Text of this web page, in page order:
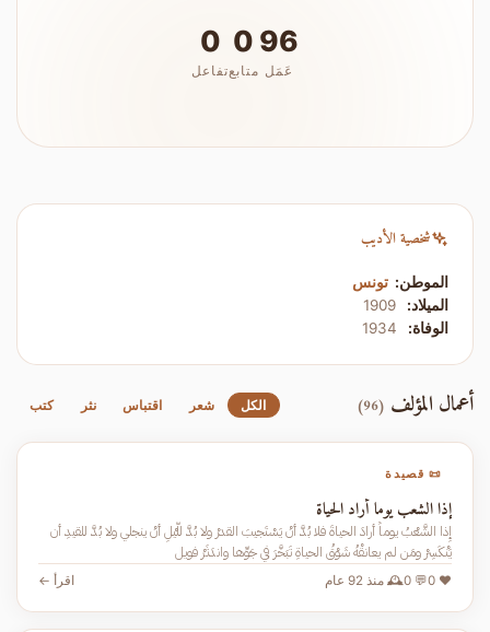
96
عَمَل
0
متابع
0
تفاعل
شخصية الأديب
الموطن: تونس
الميلاد:
الوفاة:
أعمال المؤلف (96) الكل شعر اقتباس نثر كتب
📜 قصيدة
إذا الشعب يوما أراد الحياة
إِذا الشَّعْبُ يوماً أرادَ الحياةَ فلا بُدَّ أنْ يَسْتَجيبَ القدرْ ولا بُدَّ للَّيْلِ أنْ ينجلي ولا بُدَّ للقيدِ أن
يَنْكَسِرْ ومَن لم يعانقْهُ شَوْقُ الحياةِ تَبَخَّرَ في جَوِّها واندَثَرْ فويل
❤️ 0
💬 0 🕰️ منذ 92 عام اقرأ ←